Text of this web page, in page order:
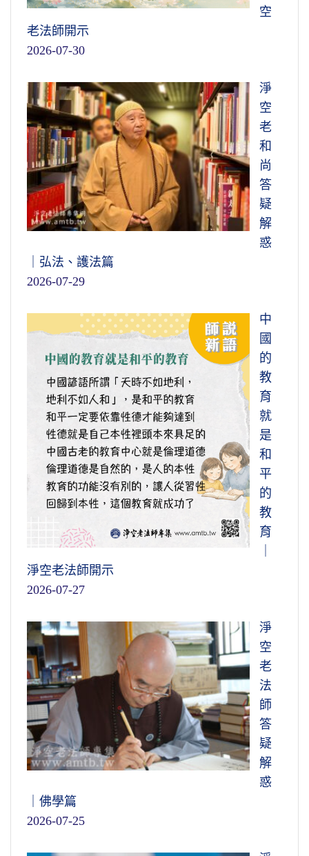
空
老法師開示
2026-07-30
淨
空
老
和
尚
答
疑
解
惑
｜弘法、護法篇
2026-07-29
中
國
的
教
育
就
是
和
平
的
教
育
淨空老法師開示
2026-07-27
淨
空
老
法
師
答
疑
解
惑
｜佛學篇
2026-07-25